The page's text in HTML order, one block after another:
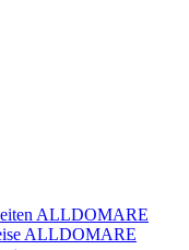
ALLDOMARE
ALLDOMARE